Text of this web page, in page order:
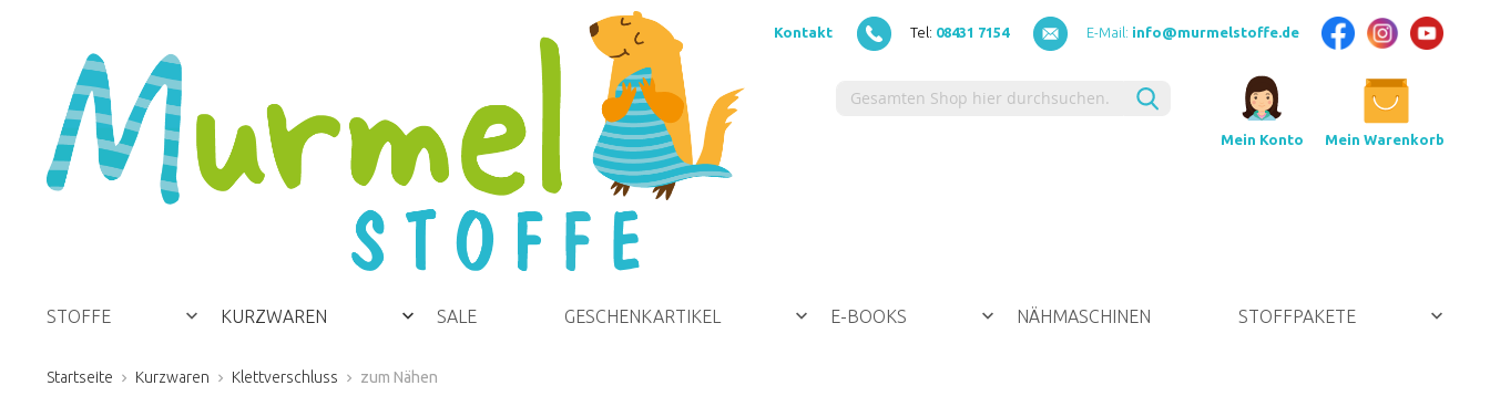
Kontakt Tel: 08431 7154 E-Mail: info@murmelstoffe.de
Suche
Mein Konto Mein Warenkorb
STOFFE KURZWAREN SALE GESCHENKARTIKEL E-BOOKS NÄHMASCHINEN STOFFPAKETE
Startseite Kurzwaren Klettverschluss zum Nähen